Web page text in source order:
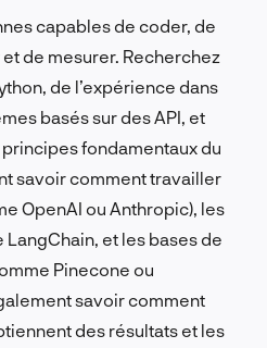
capables de coder, de
de mesurer. Recherchez
de l’expérience dans
basés sur des API, et
fondamentaux du
savoir comment travailler
OpenAI ou Anthropic), les
et les bases de
Pinecone ou
savoir comment
des résultats et les